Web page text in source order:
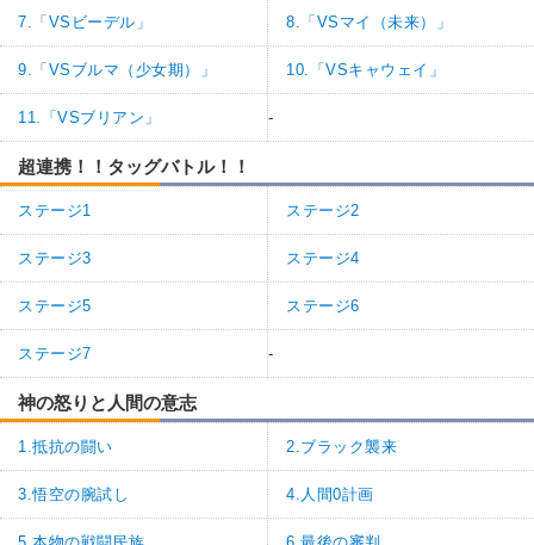
7.「VSビーデル」 8.「VSマイ（未来）」
9.「VSブルマ（少女期）」 10.「VSキャウェイ」
11.「VSブリアン」 -
超連携！！タッグバトル！！
ステージ1 ステージ2
ステージ3 ステージ4
ステージ5 ステージ6
ステージ7 -
神の怒りと人間の意志
1.抵抗の闘い 2.ブラック襲来
3.悟空の腕試し 4.人間0計画